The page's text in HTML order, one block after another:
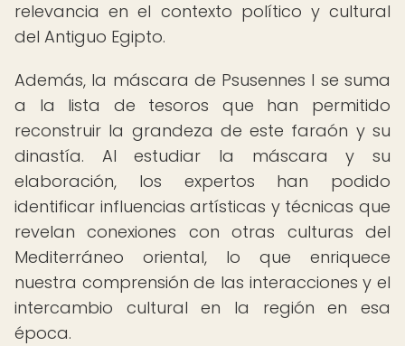
relevancia en el contexto político y cultural
del Antiguo Egipto.
Además, la máscara de Psusennes I se suma
a la lista de tesoros que han permitido
reconstruir la grandeza de este faraón y su
dinastía. Al estudiar la máscara y su
elaboración, los expertos han podido
identificar influencias artísticas y técnicas que
revelan conexiones con otras culturas del
Mediterráneo oriental, lo que enriquece
nuestra comprensión de las interacciones y el
intercambio cultural en la región en esa
época.